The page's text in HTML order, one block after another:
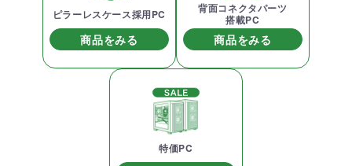
ピラーレスケース採用PC
商品をみる
背面コネクタパーツ
搭載PC
商品をみる
特価PC